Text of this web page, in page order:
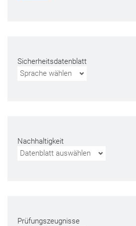
Sicherheitsdatenblatt
Sprache wählen
Nachhaltigkeit
Datenblatt auswählen
Prüfungszeugnisse